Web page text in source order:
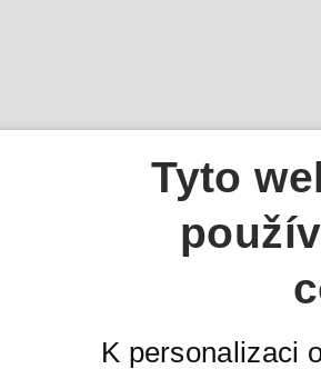
Tyto
K personalizaci